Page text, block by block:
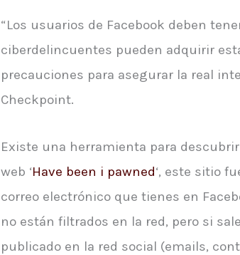
“Los usuarios de Facebook deben
ciberdelincuentes pueden adquirir
precauciones para asegurar la real
Checkpoint.
Existe una herramienta para
web ‘Have been i pawned‘, este sitio
correo electrónico que tienes en
no están filtrados en la red, pero si
publicado en la red social (emails,